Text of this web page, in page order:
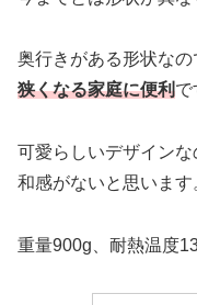
奥行きがある形状な
狭くなる家庭に便利で
可愛らしいデザイン
和感がないと思います
重量900g、耐熱温度